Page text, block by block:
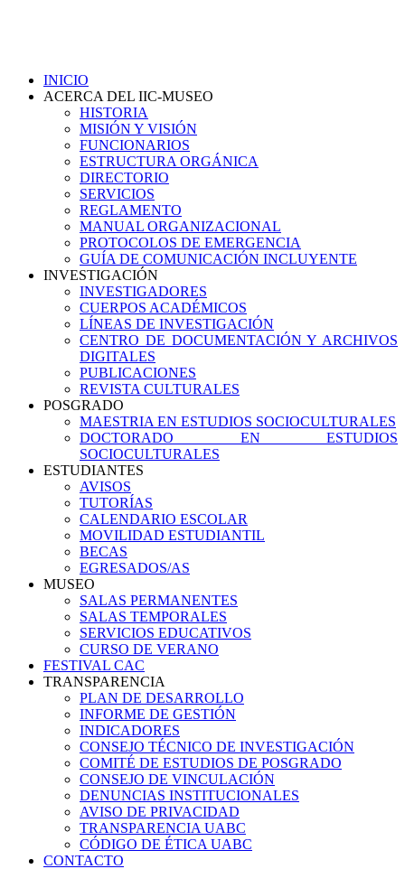
INICIO
ACERCA DEL IIC-MUSEO
HISTORIA
MISIÓN Y VISIÓN
FUNCIONARIOS
ESTRUCTURA ORGÁNICA
DIRECTORIO
SERVICIOS
REGLAMENTO
MANUAL ORGANIZACIONAL
PROTOCOLOS DE EMERGENCIA
GUÍA DE COMUNICACIÓN INCLUYENTE
INVESTIGACIÓN
INVESTIGADORES
CUERPOS ACADÉMICOS
LÍNEAS DE INVESTIGACIÓN
CENTRO DE DOCUMENTACIÓN Y ARCHIVOS
DIGITALES
PUBLICACIONES
REVISTA CULTURALES
POSGRADO
MAESTRIA EN ESTUDIOS SOCIOCULTURALES
DOCTORADO EN ESTUDIOS
SOCIOCULTURALES
ESTUDIANTES
AVISOS
TUTORÍAS
CALENDARIO ESCOLAR
MOVILIDAD ESTUDIANTIL
BECAS
EGRESADOS/AS
MUSEO
SALAS PERMANENTES
SALAS TEMPORALES
SERVICIOS EDUCATIVOS
CURSO DE VERANO
FESTIVAL CAC
TRANSPARENCIA
PLAN DE DESARROLLO
INFORME DE GESTIÓN
INDICADORES
CONSEJO TÉCNICO DE INVESTIGACIÓN
COMITÉ DE ESTUDIOS DE POSGRADO
CONSEJO DE VINCULACIÓN
DENUNCIAS INSTITUCIONALES
AVISO DE PRIVACIDAD
TRANSPARENCIA UABC
CÓDIGO DE ÉTICA UABC
CONTACTO